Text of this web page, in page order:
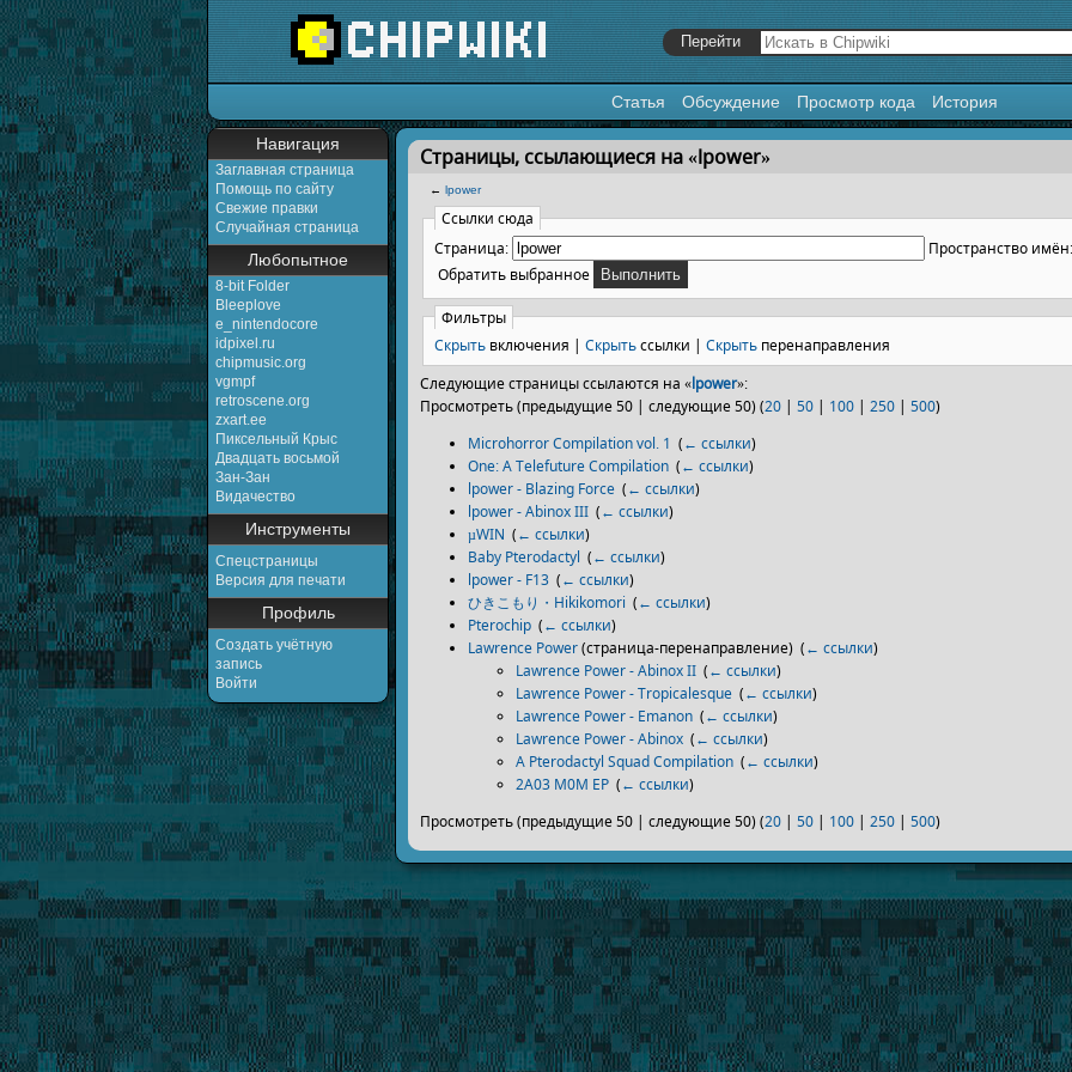
Статья Обсуждение Просмотр кода История
Навигация
Заглавная страница
Помощь по сайту
Свежие правки
Случайная страница
Любопытное
8-bit Folder
Bleeplove
e_nintendocore
idpixel.ru
chipmusic.org
vgmpf
retroscene.org
zxart.ee
Пиксельный Крыс
Двадцать восьмой
Зан-Зан
Видачество
Инструменты
Спецстраницы
Версия для печати
Профиль
Создать учётную
запись
Войти
Перейти к:навигация,поиск
Страницы, ссылающиеся на «lpower»
← lpower
Ссылки сюда
Страница:
Пространство имён:
Обратить выбранное
Фильтры
Скрыть включения | Скрытьссылки | Скрыть перенаправления
Следующие страницы ссылаются на «lpower»:
Просмотреть (предыдущие 50 | следующие 50) (20 | 50 | 100 | 250 | 500)
Microhorror Compilation vol. 1 (← ссылки)
One: A Telefuture Compilation (← ссылки)
lpower - Blazing Force (← ссылки)
lpower - Abinox III (← ссылки)
µWIN (← ссылки)
Baby Pterodactyl (← ссылки)
lpower - F13 (← ссылки)
ひきこもり・Hikikomori (← ссылки)
Pterochip (← ссылки)
Lawrence Power(страница-перенаправление) ‎ (← ссылки)
Lawrence Power - Abinox II (← ссылки)
Lawrence Power - Tropicalesque (← ссылки)
Lawrence Power - Emanon (← ссылки)
Lawrence Power - Abinox (← ссылки)
A Pterodactyl Squad Compilation (← ссылки)
2A03 M0M EP (← ссылки)
Просмотреть (предыдущие 50 | следующие 50) (20 | 50 | 100 | 250 | 500)